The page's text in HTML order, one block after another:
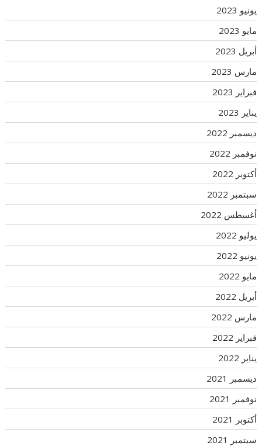
يونيو 2023
مايو 2023
أبريل 2023
مارس 2023
فبراير 2023
يناير 2023
ديسمبر 2022
نوفمبر 2022
أكتوبر 2022
سبتمبر 2022
أغسطس 2022
يوليو 2022
يونيو 2022
مايو 2022
أبريل 2022
مارس 2022
فبراير 2022
يناير 2022
ديسمبر 2021
نوفمبر 2021
أكتوبر 2021
سبتمبر 2021